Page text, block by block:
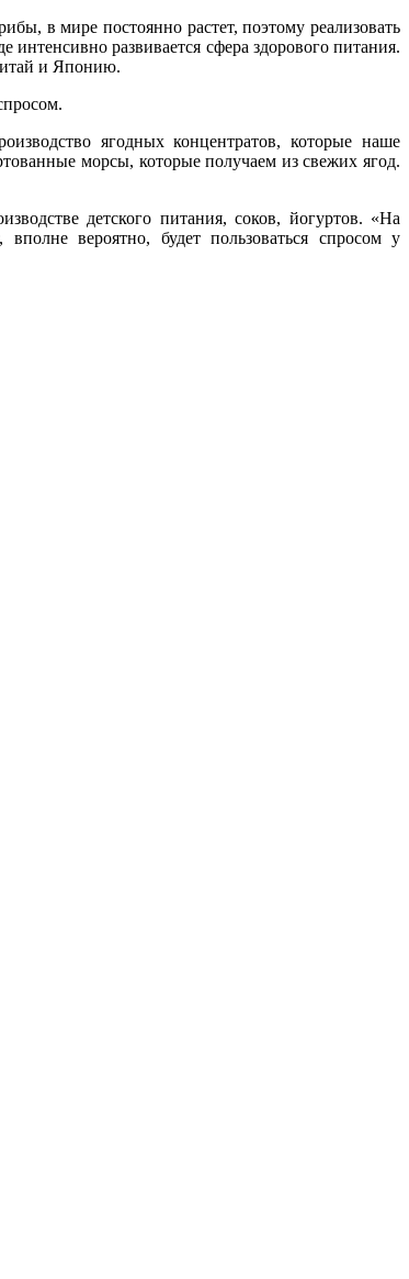
в мире постоянно растет, поэтому реализовать
развивается сфера здорового питания.
и Японию.
ягодных концентратов, которые наше
морсы, которые получаем из свежих ягод.
детского питания, соков, йогуртов. «На
вероятно, будет пользоваться спросом у